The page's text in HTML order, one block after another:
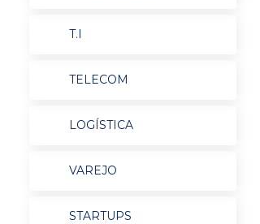
T.I
TELECOM
LOGÍSTICA
VAREJO
STARTUPS